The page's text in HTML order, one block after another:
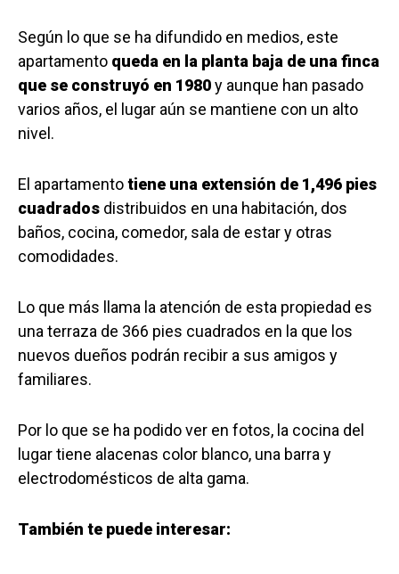
Según lo que se ha difundido en medios, este
apartamento queda en la planta baja de una finca
que se construyó en 1980y aunque han pasado
varios años, el lugar aún se mantiene con un alto
nivel.
El apartamentotiene una extensión de 1,496 pies
cuadrados distribuidos en una habitación, dos
baños, cocina, comedor, sala de estar y otras
comodidades.
Lo que más llama la atención de esta propiedad es
una terraza de 366 pies cuadrados en la que los
nuevos dueños podrán recibir a sus amigos y
familiares.
Por lo que se ha podido ver en fotos, la cocina del
lugar tiene alacenas color blanco, una barra y
electrodomésticos de alta gama.
También te puede interesar: